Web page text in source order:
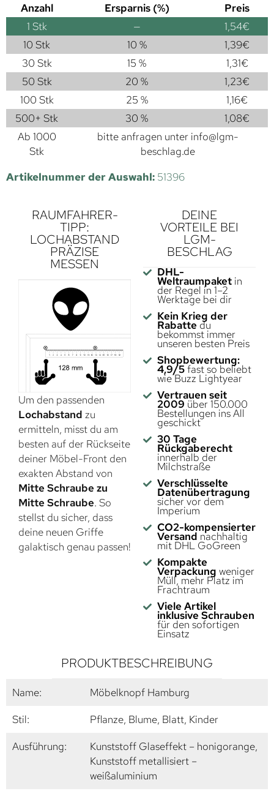
Anzahl Ersparnis (%)
Preis
1 Stk — 1,54€
10 Stk
10 % 1,39€
30 Stk
15 % 1,31€
50 Stk
20 % 1,23€
100 Stk
25 % 1,16€
500+ Stk
30 % 1,08€
Ab 1000
Stk
bitte anfragen unter info@lgm-
beschlag.de
Artikelnummer der Auswahl: 51396
RAUMFAHRER-
TIPP:
LOCHABSTAND
PRÄZISE
MESSEN
Um den passenden
Lochabstand zu
ermitteln, misst du am
besten auf der Rückseite
deiner Möbel-Front den
exakten Abstand von
Mitte Schraube zu
Mitte Schraube. So
stellst du sicher, dass
deine neuen Griffe
galaktisch genau passen!
DEINE
VORTEILE BEI
LGM-
BESCHLAG
DHL-
Weltraumpaketin
der Regel in 1–2
Werktage bei dir
Kein Krieg der
Rabattedu
bekommst immer
unseren besten Preis
Shopbewertung:
4,9/5fast so beliebt
wie Buzz Lightyear
Vertrauen seit
2009über 150.000
Bestellungen ins All
geschickt
30 Tage
Rückgaberecht
innerhalb der
Milchstraße
Verschlüsselte
Datenübertragung
sicher vor dem
Imperium
CO2-kompensierter
Versand nachhaltig
mit DHL GoGreen
Kompakte
Verpackung weniger
Müll, mehr Platz im
Frachtraum
Viele Artikel
inklusive Schrauben
für den sofortigen
Einsatz
PRODUKTBESCHREIBUNG
Name:
Möbelknopf Hamburg
Stil:
Pflanze, Blume, Blatt, Kinder
Ausführung:
Kunststoff Glaseffekt – honigorange,
Kunststoff metallisiert –
weißaluminium